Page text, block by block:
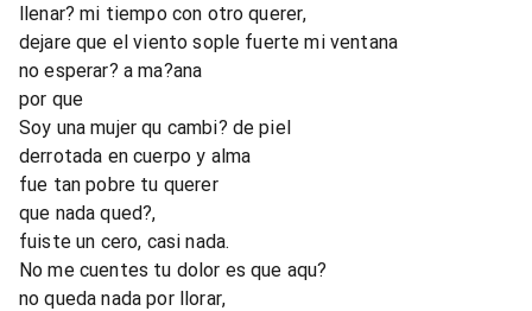
llenar? mi tiempo con otro querer,
dejare que el viento sople fuerte mi ventana
no esperar? a ma?ana
por que
Soy una mujer qu cambi? de piel
derrotada en cuerpo y alma
fue tan pobre tu querer
que nada qued?,
fuiste un cero, casi nada.
No me cuentes tu dolor es que aqu?
no queda nada por llorar,